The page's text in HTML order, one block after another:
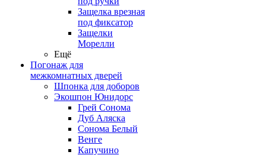
Защелка врезная
под фиксатор
Защелки
Морелли
Ещё
Погонаж для
межкомнатных дверей
Шпонка для доборов
Экошпон Юнидорс
Грей Сонома
Дуб Аляска
Сонома Белый
Венге
Капучино